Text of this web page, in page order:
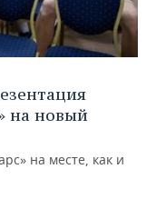
на новый
на месте, как и